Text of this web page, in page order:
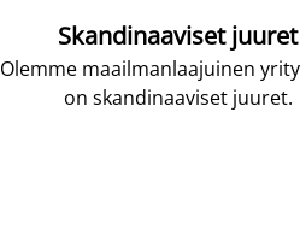
Skandinaaviset juuret
Olemme maailmanlaajuinen
on skandinaaviset juuret.